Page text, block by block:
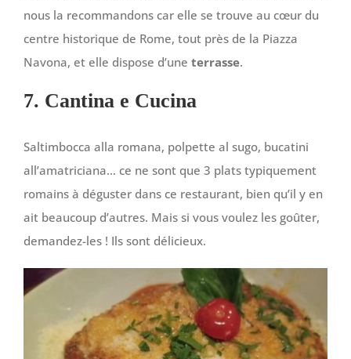
nous la recommandons car elle se trouve au cœur du
centre historique de Rome, tout près de la Piazza
Navona, et elle dispose d’une terrasse.
7. Cantina e Cucina
Saltimbocca alla romana, polpette al sugo, bucatini
all’amatriciana… ce ne sont que 3 plats typiquement
romains à déguster dans ce restaurant, bien qu’il y en
ait beaucoup d’autres. Mais si vous voulez les goûter,
demandez-les ! Ils sont délicieux.